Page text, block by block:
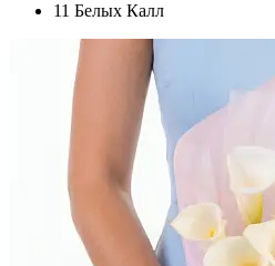
11 Белых Калл